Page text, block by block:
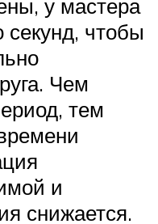
у мастера
секунд, чтобы
Чем
тем
и
снижается.